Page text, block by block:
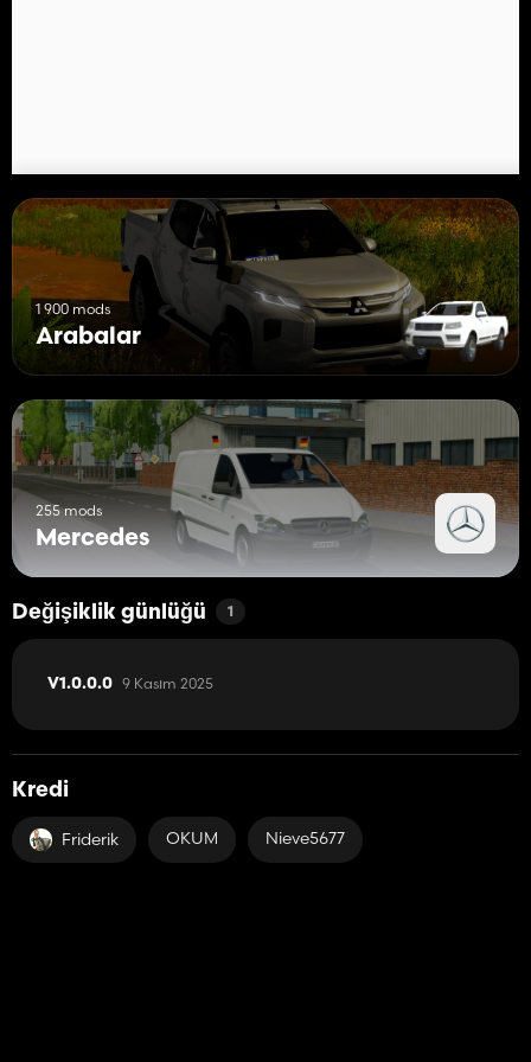
1 900 mods
Arabalar
255 mods
Mercedes
Değişiklik günlüğü 1
V1.0.0.0 9 Kasım 2025
Kredi
Friderik OKUM Nieve5677